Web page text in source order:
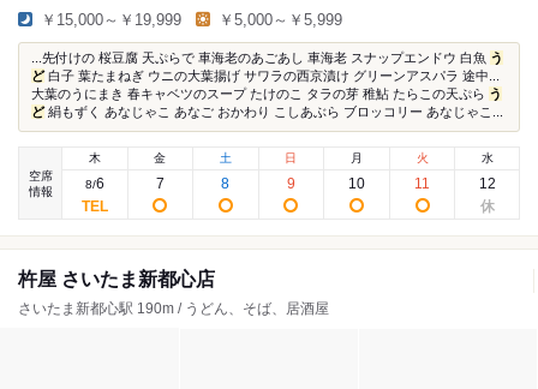
￥15,000～￥19,999 ￥5,000～￥5,999
...先付けの 桜豆腐 天ぷらで 車海老のあごあし 車海老 スナップエンドウ 白魚 う
ど白子 葉たまねぎ ウニの大葉揚げ サワラの西京漬け グリーンアスパラ 途中...
大葉のうにまき 春キャベツのスープ たけのこ タラの芽 稚鮎 たらこの天ぷら う
ど絹もずく あなじゃこ あなご おかわり こしあぶら ブロッコリー あなじゃこ...
空席
情報
木
8/6
金
7
土
8
日
9
月
10
火
11
水
12
杵屋 さいたま新都心店
さいたま新都心駅 190m / うどん、そば、居酒屋